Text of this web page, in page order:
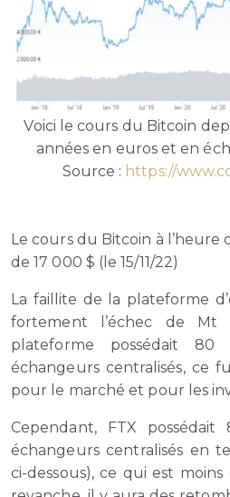
Voici le cours du Bitcoin
années en euros et en
Source : https://
Le cours du Bitcoin à l’heure
de 17 000 $ (le 15/11/22)
La faillite de la plateforme
fortement l’échec de Mt
plateforme possédait
échangeurs centralisés, ce
pour le marché et pour les
Cependant, FTX
échangeurs centralisés en
ci-dessous), ce qui est